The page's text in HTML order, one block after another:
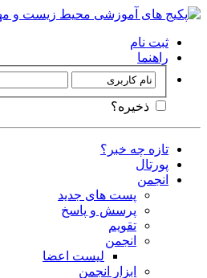
ثبت نام
راهنما
ذخیره؟
تازه چه خبر؟
پورتال
انجمن
پست های جدید
پرسش و پاسخ
تقویم
انجمن
لیست اعضا
ابزار انجمن